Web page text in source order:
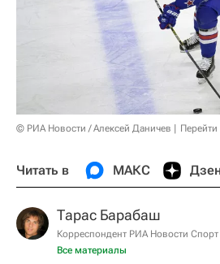
© РИА Новости / Алексей Даничев
Читать в МАКС
Тарас Барабаш
Корреспондент РИА Новости Спорт
Все материалы